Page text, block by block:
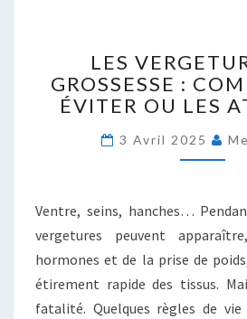
DE
LES
LES
LES
GROSSESSE :
ÉVITER OU LES
3 Avril 2025
Ventre, seins, hanches…
vergetures peuvent
hormones et de la prise de
étirement rapide des tissus.
fatalité. Quelques règles de